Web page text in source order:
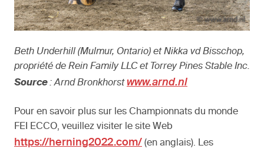
Beth Underhill (Mulmur, Ontario) et Nikka vd Bisschop,
propriété de Rein Family LLC et Torrey Pines Stable Inc.
Source: Arnd Bronkhorst www.arnd.nl
Pour en savoir plus sur les Championnats du monde
FEI ECCO, veuillez visiter le site Web
https://herning2022.com/ (en anglais). Les